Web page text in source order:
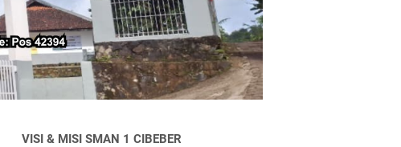
VISI & MISI SMAN 1 CIBEBER